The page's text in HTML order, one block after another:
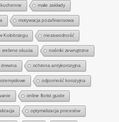
kuchenne małe zakłady
motywacja pozafinansowa
Kołobrzegu niezawodność
srebrne okucia nośniki zewnętrzne
ochrona antykorozyjna
odporność korozyjna
online florist guide
optymalizacja procesów